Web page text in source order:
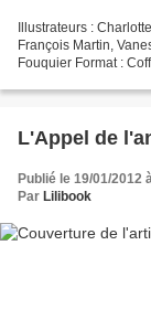
Illustrateurs :
François Martin,
Fouquier Format :
L'Appel de
Publié le 19/01/2012
Par Lilibook